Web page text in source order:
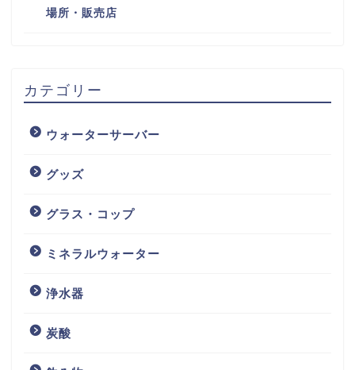
場所・販売店
カテゴリー
ウォーターサーバー
グッズ
グラス・コップ
ミネラルウォーター
浄水器
炭酸